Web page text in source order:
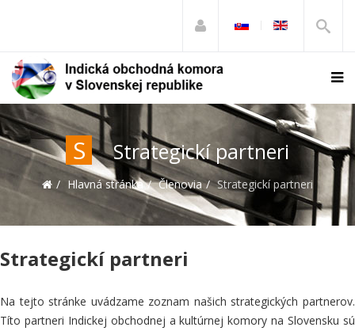
S Strategickí partneri
Hlavná stránka Členovia Strategickí partneri
Strategickí partneri
Na tejto stránke uvádzame zoznam našich strategických partnerov.
Títo partneri Indickej obchodnej a kultúrnej komory na Slovensku sú